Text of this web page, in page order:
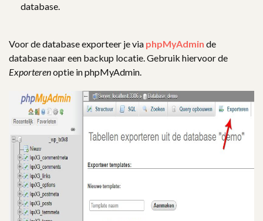
database.
Voor de database exporteer je via phpMyAdmin de
database naar een backup locatie. Gebruik hiervoor de
Exporterenoptie in phpMyAdmin.